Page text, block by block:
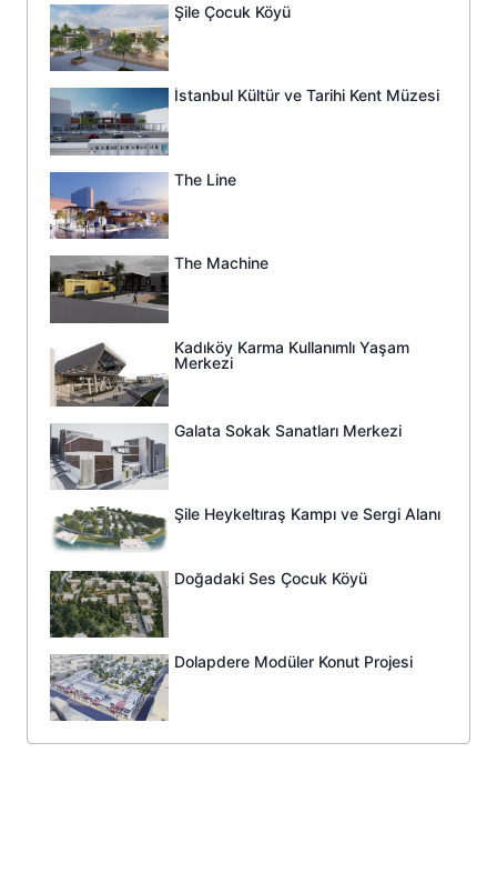
Şile Çocuk Köyü
İstanbul Kültür ve Tarihi Kent Müzesi
The Line
The Machine
Kadıköy Karma Kullanımlı Yaşam
Merkezi
Galata Sokak Sanatları Merkezi
Şile Heykeltıraş Kampı ve Sergi Alanı
Doğadaki Ses Çocuk Köyü
Dolapdere Modüler Konut Projesi